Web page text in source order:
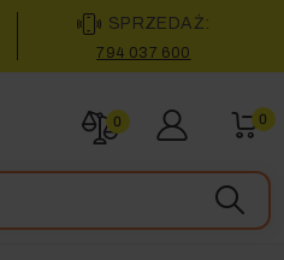
SPRZEDAŻ:
794 037 600
0 0